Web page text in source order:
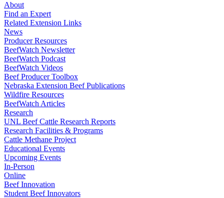
About
Find an Expert
Related Extension Links
News
Producer Resources
BeefWatch Newsletter
BeefWatch Podcast
BeefWatch Videos
Beef Producer Toolbox
Nebraska Extension Beef Publications
Wildfire Resources
BeefWatch Articles
Research
UNL Beef Cattle Research Reports
Research Facilities & Programs
Cattle Methane Project
Educational Events
Upcoming Events
In-Person
Online
Beef Innovation
Student Beef Innovators